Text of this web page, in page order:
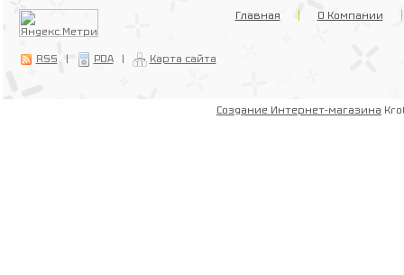
RSS | PDA | Карта сайта
Главная О Компании
Создание Интернет-магазина